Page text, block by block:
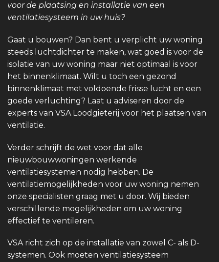
voor de plaatsing en installatie van een
ventilatiesysteem in uw huis?
Gaat u bouwen? Dan bent u verplicht uw woning
steeds luchtdichter te maken, wat goed is voor de
isolatie van uw woning maar niet optimaal is voor
het binnenklimaat. Wilt u toch een gezond
binnenklimaat met voldoende frisse lucht en een
goede verluchting? Laat u adviseren door de
experts van VSA Loodgieterij voor het plaatsen van
ventilatie.
Verder schrijft de wet voor dat alle
nieuwbouwwoningen werkende
ventilatiesystemen nodig hebben. De
ventilatiemogelijkheden voor uw woning nemen
onze specialisten graag met u door. Wij bieden
verschillende mogelijkheden om uw woning
effectief te ventileren.
VSA richt zich op de installatie van zowel C- als D-
systemen. Ook moeten ventilatiesysteem